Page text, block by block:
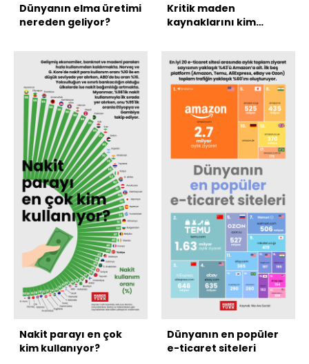
Dünyanın elma üretimi
nereden geliyor?
Kritik maden
kaynaklarını kim
Nakit parayı en çok
kim kullanıyor?
Dünyanın en popüler
e-ticaret siteleri